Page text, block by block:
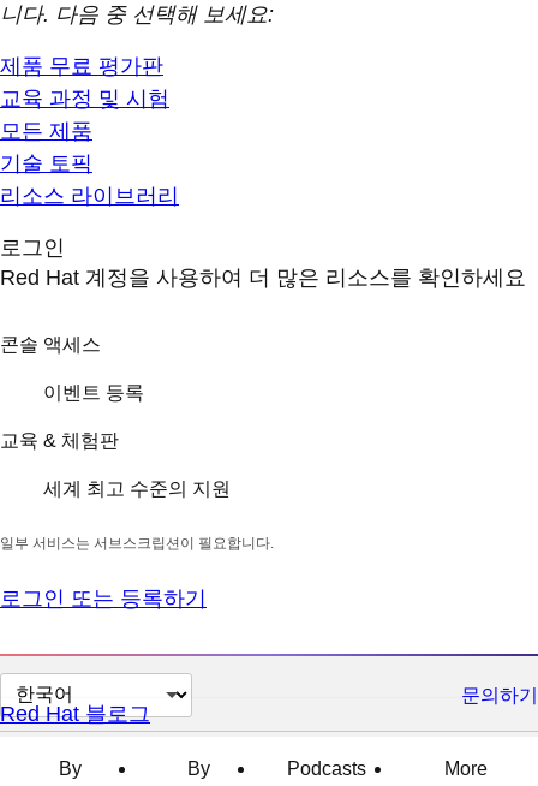
니다. 다음 중 선택해 보세요:
제품 무료 평가판
교육 과정 및 시험
모든 제품
기술 토픽
리소스 라이브러리
로그인
Red Hat 계정을 사용하여 더 많은 리소스를 확인하세요
콘솔 액세스
이벤트 등록
교육 & 체험판
세계 최고 수준의 지원
일부 서비스는 서브스크립션이 필요합니다.
로그인 또는 등록하기
페
이
문의하기
Red Hat 블로그
By
By
Podcasts
More